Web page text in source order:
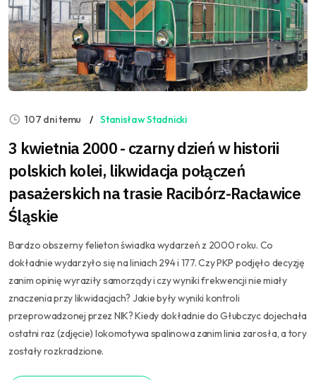
107 dni temu Stanisław Stadnicki
3 kwietnia 2000 - czarny dzień w historii
polskich kolei, likwidacja połączeń
pasażerskich na trasie Racibórz-Racławice
Śląskie
Bardzo obszerny felieton świadka wydarzeń z 2000 roku. Co
dokładnie wydarzyło się na liniach 294 i 177. Czy PKP podjęło decyzję
zanim opinię wyraziły samorządy i czy wyniki frekwencji nie miały
znaczenia przy likwidacjach? Jakie były wyniki kontroli
przeprowadzonej przez NIK? Kiedy dokładnie do Głubczyc dojechała
ostatni raz (zdjęcie) lokomotywa spalinowa zanim linia zarosła, a tory
zostały rozkradzione.